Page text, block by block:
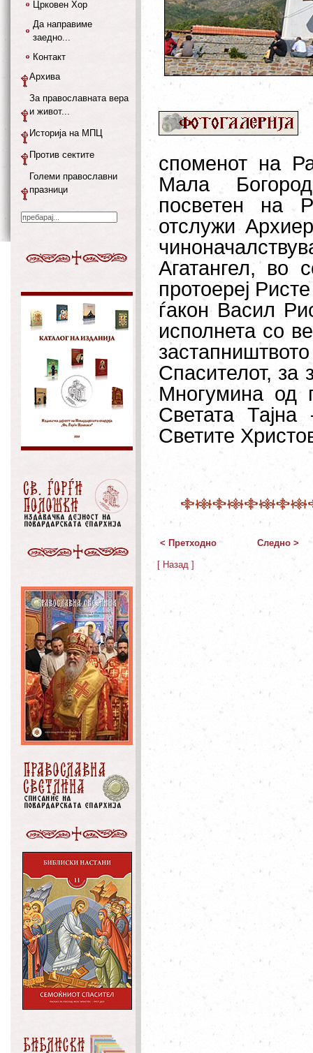
споменот на
Мала
посветен на
отслужи
Агатангел, во
протоереј
ѓакон Васил
исполнета со
Спасителот, за
Многумина од
Светата
Светите
< Претходно Следно >
[ Назад ]
Црковен Хор
Да направиме
заедно...
Контакт
Архива
За православната вера
и живот...
Историја на МПЦ
Против сектите
Големи православни
празници